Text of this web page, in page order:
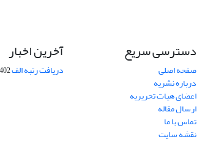
دسترسی سریع
صفحه اصلی
درباره نشریه
اعضای هیات تحریریه
ارسال مقاله
تماس با ما
نقشه سایت
آخرین اخبار
دریافت رتبه الف08-06